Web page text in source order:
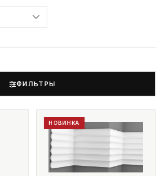
ФИЛЬТРЫ
НОВИНКА